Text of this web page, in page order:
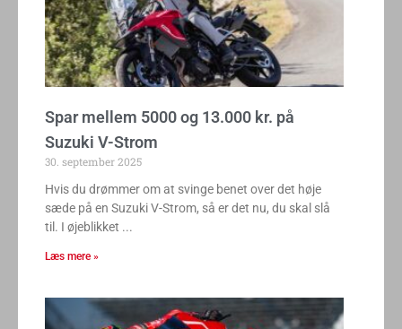
Spar mellem 5000 og 13.000 kr. på
Suzuki V-Strom
30. september 2025
Hvis du drømmer om at svinge benet over det høje
sæde på en Suzuki V-Strom, så er det nu, du skal slå
til. I øjeblikket
Læs mere »